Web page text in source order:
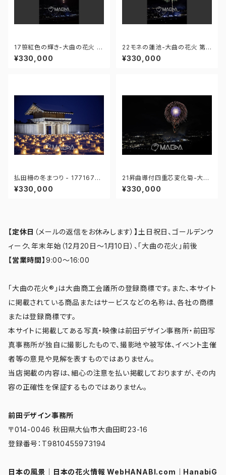
17笹紅色の輝き-大曲の花火 第
97回全国花火競技大会 - 176
671211664667
¥330,000
22モネの蓮池-大曲の花火 第9
7回全国花火競技大会 - 1766
71212071347
¥330,000
払田柵の冬まつり - 17716762
7858540
¥330,000
21昇曲導付四重芯変化菊-大曲
の花火 第97回全国花火競技大
会 - 176671211945005
¥330,000
【定休日 （メールの返信をお休みします）】 土日祝日、ゴールデンウ
ィーク、年末年始（12月20日～1月10日）、「大曲の花火」前後
【営業時間】 9:00～16:00
「大曲の花火®」は大曲商工会議所の登録商標です。また、本サイト
に掲載されている商品またはサービスなどの名称は、各社の商標
または登録商標です。
本サイトに掲載してある写真・映像は前田デザイン事務所・前田写
真事務所が独自に撮影したもので、撮影地や被写体、イベント主催
者等の意見や見解を表すものではありません。
当店掲載の内容は、細心の注意を払い掲載しておりますが、その内
容の正確性を保証するものではありません。
前田デザイン事務所
〒014-0046 秋田県大仙市大曲田町23-16
登録番号：T9810455973194
日本の風景 日本の花火情報 WebHANABI.com HanabiG